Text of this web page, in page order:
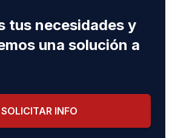
tus necesidades y
una solución a
SOLICITAR INFO